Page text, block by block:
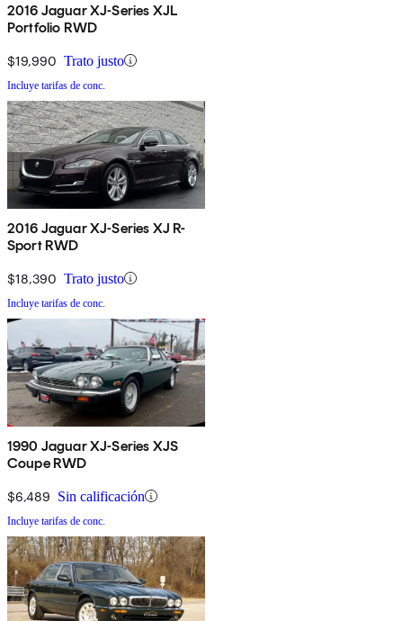
2016 Jaguar XJ-Series XJL
Portfolio RWD
$19,990 Trato justo
Incluye tarifas de conc.
2016 Jaguar XJ-Series XJ R-
Sport RWD
$18,390 Trato justo
Incluye tarifas de conc.
1990 Jaguar XJ-Series XJS
Coupe RWD
$6,489 Sin calificación
Incluye tarifas de conc.